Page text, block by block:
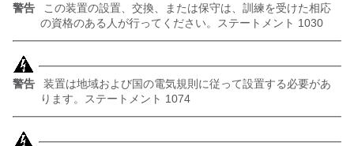
警告
この装置の設置、交換、または保守は、訓練を受けた相応
の資格のある人が行ってください。ステートメント 1030
警告
装置は地域および国の電気規則に従って設置する必要があ
ります。ステートメント 1074